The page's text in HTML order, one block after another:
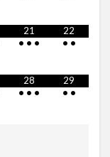
21
• • •
22
• •
28
• • •
29
• •